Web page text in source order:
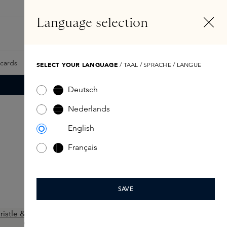
Samples Skins Exclusives Skins Boxen
Language selection
SELECT YOUR LANGUAGE / TAAL / SPRACHE / LANGUE
Deutsch
Nederlands
English
Français
SAVE